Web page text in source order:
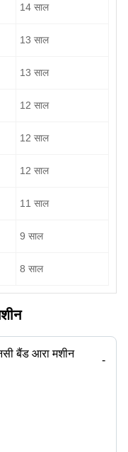
14 साल
13 साल
13 साल
12 साल
12 साल
12 साल
11 साल
9 साल
8 साल
बैंड आरा मशीन
-